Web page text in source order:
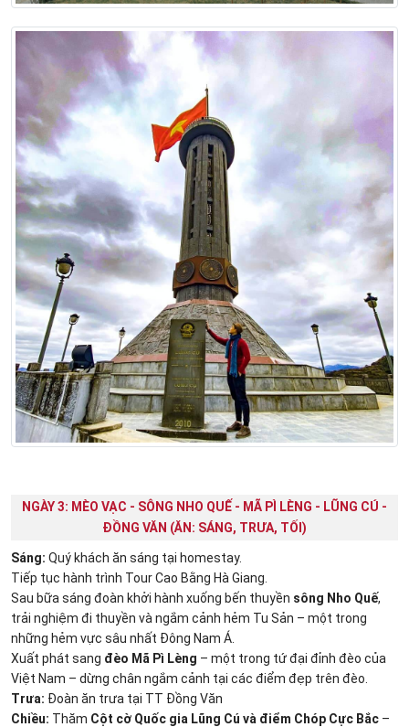
NGÀY 3: MÈO VẠC - SÔNG NHO QUẾ - MÃ PÌ LÈNG - LŨNG CÚ -
ĐỒNG VĂN (ĂN: SÁNG, TRƯA, TỐI)
Sáng: Quý khách ăn sáng tại homestay.
Tiếp tục hành trình Tour Cao Bằng Hà Giang.
Sau bữa sáng đoàn khởi hành xuống bến thuyền sông Nho Quế,
trải nghiệm đi thuyền và ngắm cảnh hẻm Tu Sản – một trong
những hẻm vực sâu nhất Đông Nam Á.
Xuất phát sang đèo Mã Pì Lèng – một trong tứ đại đỉnh đèo của
Việt Nam – dừng chân ngắm cảnh tại các điểm đẹp trên đèo.
Trưa: Đoàn ăn trưa tại TT Đồng Văn
Chiều: Thăm Cột cờ Quốc gia Lũng Cú và điểm Chóp Cực Bắc –